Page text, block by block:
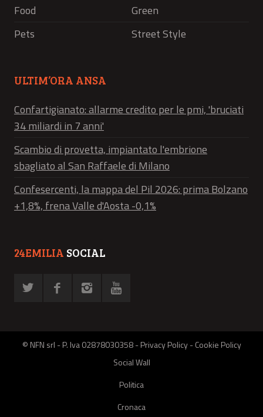
Food
Green
Pets
Street Style
ULTIM’ORA ANSA
Confartigianato: allarme credito per le pmi, 'bruciati
34 miliardi in 7 anni'
Scambio di provetta, impiantato l'embrione
sbagliato al San Raffaele di Milano
Confesercenti, la mappa del Pil 2026: prima Bolzano
+1,8%, frena Valle d'Aosta -0,1%
24EMILIA SOCIAL
© NFN srl - P. Iva 02878030358 -Privacy Policy-Cookie Policy
Social Wall
Politica
Cronaca